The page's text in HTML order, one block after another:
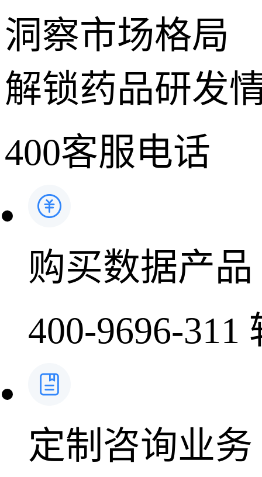
洞察市场格局
解锁药品研发
400客服电话
购买数据产品
400-9696-311
定制咨询业务